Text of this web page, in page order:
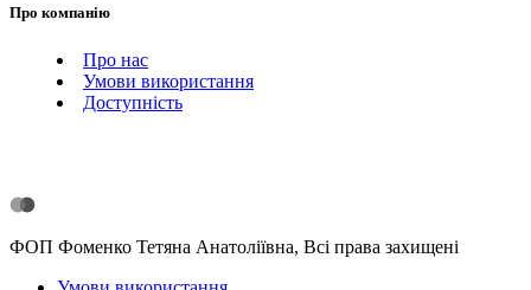
Про компанію
Про нас
Умови використання
Доступність
ФОП Фоменко Тетяна Анатоліївна, Всі права захищені